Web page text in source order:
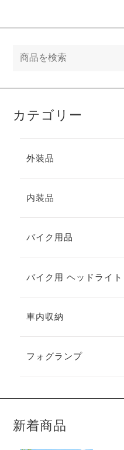
カテゴリー
外装品
内装品
バイク用品
バイク用 ヘッドライト
車内収納
フォグランプ
新着商品